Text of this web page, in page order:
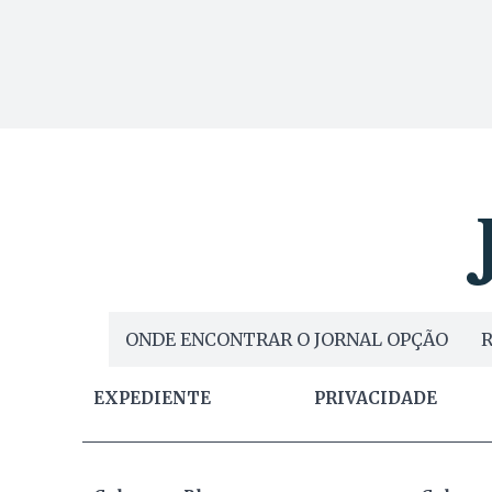
ONDE ENCONTRAR O JORNAL OPÇÃO
EXPEDIENTE PRIVACIDADE